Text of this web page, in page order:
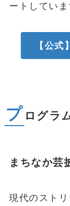
ートしていま
【公
プ ログラ
まちなか芸
現代のスト